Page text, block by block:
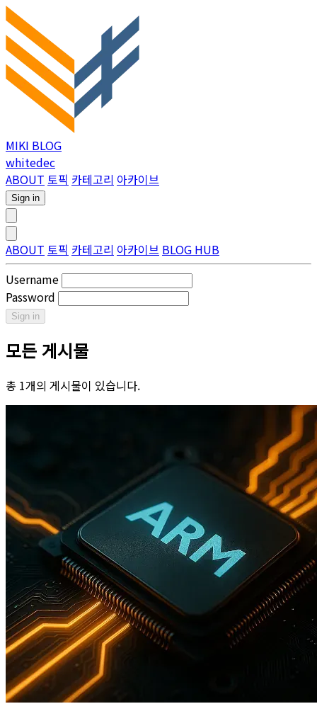
MIKI BLOG
whitedec
ABOUT 토픽 카테고리 아카이브
Sign in
ABOUT 토픽 카테고리 아카이브 BLOG HUB
Username
Password
Sign in
모든 게시물
총 1개의 게시물이 있습니다.